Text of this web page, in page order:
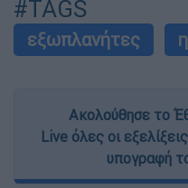
#TAGS
εξωπλανήτες
Ακολούθησε το
Live όλες οι
υπογραφή